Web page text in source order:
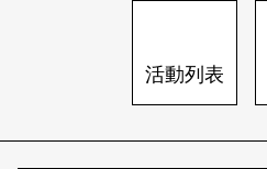
活動列表